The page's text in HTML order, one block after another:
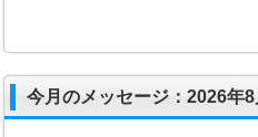
今月のメッセージ：2026年8